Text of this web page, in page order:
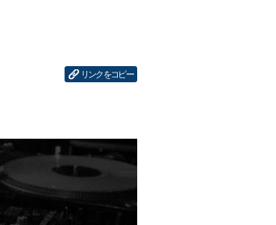
リンクをコピー